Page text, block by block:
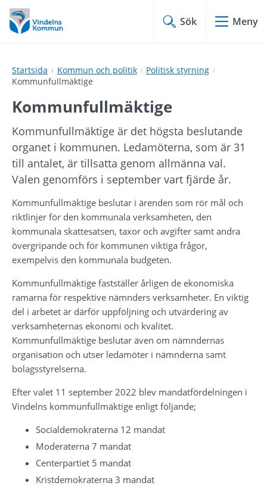
Hoppa
till
innehåll
Hoppa
till
undermeny
Sök Meny
Startsida Kommun och politik
Politisk styrning
Kommunfullmäktige
Kommunfullmäktige
Kommunfullmäktige är det högsta beslutande
organet i kommunen. Ledamöterna, som är 31
till antalet, är tillsatta genom allmänna val.
Valen genomförs i september vart fjärde år.
Kommunfullmäktige beslutar i ärenden som rör mål och
riktlinjer för den kommunala verksamheten, den
kommunala skattesatsen, taxor och avgifter samt andra
övergripande och för kommunen viktiga frågor,
exempelvis den kommunala budgeten.
Kommunfullmäktige fastställer årligen de ekonomiska
ramarna för respektive nämnders verksamheter. En viktig
del i arbetet är därför uppföljning och utvärdering av
verksamheternas ekonomi och kvalitet.
Kommunfullmäktige beslutar även om nämndernas
organisation och utser ledamöter i nämnderna samt
bolagsstyrelserna.
Efter valet 11 september 2022 blev mandatfördelningen i
Vindelns kommunfullmäktige enligt följande;
Socialdemokraterna 12 mandat
Moderaterna 7 mandat
Centerpartiet 5 mandat
Kristdemokraterna 3 mandat